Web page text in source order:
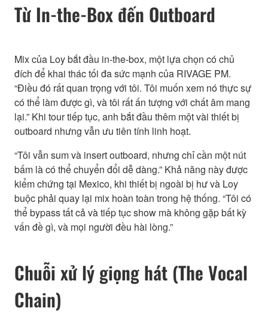
Từ In-the-Box đến Outboard
Mix của Loy bắt đầu in-the-box, một lựa chọn có chủ
đích để khai thác tối đa sức mạnh của RIVAGE PM.
“Điều đó rất quan trọng với tôi. Tôi muốn xem nó thực sự
có thể làm được gì, và tôi rất ấn tượng với chất âm mang
lại.” Khi tour tiếp tục, anh bắt đầu thêm một vài thiết bị
outboard nhưng vẫn ưu tiên tính linh hoạt.
“Tôi vẫn sum và insert outboard, nhưng chỉ cần một nút
bấm là có thể chuyển đổi dễ dàng.” Khả năng này được
kiểm chứng tại Mexico, khi thiết bị ngoài bị hư và Loy
buộc phải quay lại mix hoàn toàn trong hệ thống. “Tôi có
thể bypass tất cả và tiếp tục show mà không gặp bất kỳ
vấn đề gì, và mọi người đều hài lòng.”
Chuỗi xử lý giọng hát (The Vocal
Chain)